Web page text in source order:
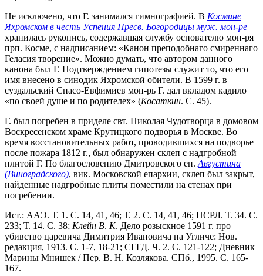
Не исключено, что Г. занимался гимнографией. В Космине
Яхромском в честь Успения Пресв. Богородицы муж. мон-ре
хранилась рукопись, содержавшая службу основателю мон-ря
прп. Косме, с надписанием: «Канон преподобнаго смиреннаго
Геласия творение». Можно думать, что автором данного
канона был Г. Подтверждением гипотезы служит то, что его
имя внесено в синодик Яхромской обители. В 1599 г. в
суздальский Спасо-Евфимиев мон-рь Г. дал вкладом кадило
«по своей душе и по родителех» (Косаткин. С. 45).
Г. был погребен в приделе свт. Николая Чудотворца в домовом
Воскресенском храме Крутицкого подворья в Москве. Во
время восстановительных работ, проводившихся на подворье
после пожара 1812 г., был обнаружен склеп с надгробной
плитой Г. По благословению Дмитровского еп. Августина
(Виноградского), вик. Московской епархии, склеп был закрыт,
найденные надгробные плиты поместили на стенах при
погребении.
Ист.: ААЭ. Т. 1. С. 14, 41, 46; Т. 2. С. 14, 41, 46; ПСРЛ. Т. 34. С.
233; Т. 14. С. 38; Клейн В. К. Дело розыскное 1591 г. про
убивство царевича Димитрия Ивановича на Угличе: Нов.
редакция, 1913. С. 1-7, 18-21; СГГД. Ч. 2. С. 121-122; Дневник
Марины Мнишек / Пер. В. Н. Козлякова. СПб., 1995. С. 165-
167.